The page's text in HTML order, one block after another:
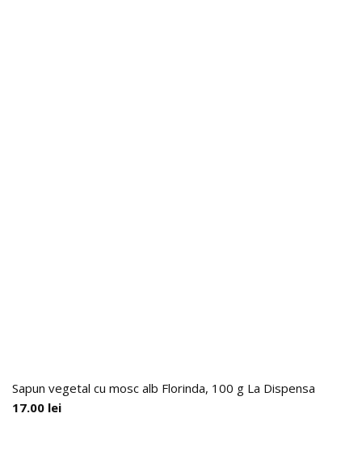
Sapun vegetal cu mosc alb Florinda, 100 g La Dispensa
17.00 lei